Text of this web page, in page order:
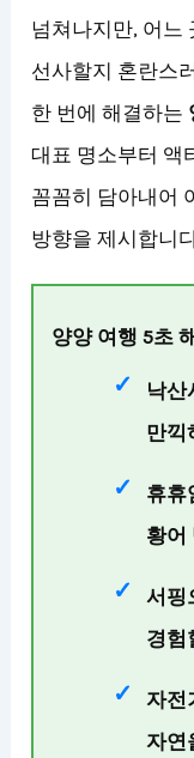
넘쳐나지만, 어느
선사할지 혼란스
한 번에 해결하는
대표 명소부터 액
꼼꼼히 담아내어
방향을 제시합니
양양 여행 5초
낙산
만끽
휴휴
황어
서핑
경험
자전
자연